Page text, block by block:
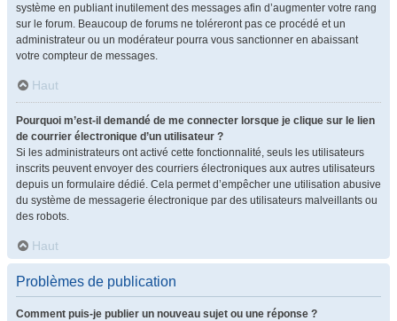
système en publiant inutilement des messages afin d’augmenter votre rang
sur le forum. Beaucoup de forums ne toléreront pas ce procédé et un
administrateur ou un modérateur pourra vous sanctionner en abaissant
votre compteur de messages.
Haut
Pourquoi m’est-il demandé de me connecter lorsque je clique sur le lien
de courrier électronique d’un utilisateur ?
Si les administrateurs ont activé cette fonctionnalité, seuls les utilisateurs
inscrits peuvent envoyer des courriers électroniques aux autres utilisateurs
depuis un formulaire dédié. Cela permet d’empêcher une utilisation abusive
du système de messagerie électronique par des utilisateurs malveillants ou
des robots.
Haut
Problèmes de publication
Comment puis-je publier un nouveau sujet ou une réponse ?